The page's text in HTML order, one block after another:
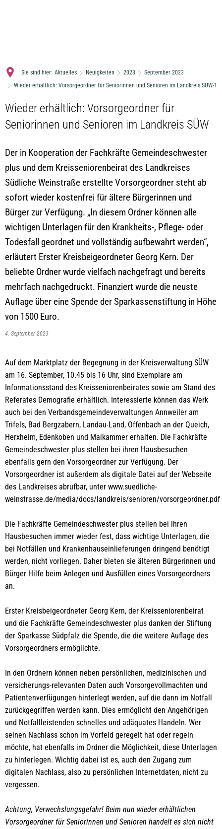
Sie sind hier: Aktuelles Neuigkeiten 2023
September 2023
Wieder erhältlich: Vorsorgeordner für Seniorinnen und Senioren im Landkreis SÜW-1
Wieder erhältlich: Vorsorgeordner für
Seniorinnen und Senioren im Landkreis SÜW
Der in Kooperation der Fachkräfte Gemeindeschwester
plus und dem Kreisseniorenbeirat des Landkreises
Südliche Weinstraße erstellte Vorsorgeordner steht ab
sofort wieder kostenfrei für ältere Bürgerinnen und
Bürger zur Verfügung. „In diesem Ordner können alle
wichtigen Unterlagen für den Krankheits-, Pflege- oder
Todesfall geordnet und vollständig aufbewahrt werden“,
erläutert Erster Kreisbeigeordneter Georg Kern. Der
beliebte Ordner wurde vielfach nachgefragt und bereits
mehrfach nachgedruckt. Finanziert wurde die neuste
Auflage über eine Spende der Sparkassenstiftung in Höhe
von 1500 Euro.
4. September 2023
Auf dem Marktplatz der Begegnung in der Kreisverwaltung SÜW
am 16. September, 10.45 bis 16 Uhr, sind Exemplare am
Informationsstand des Kreisseniorenbeirates sowie am Stand des
Referates Demografie erhältlich. Interessierte können das Werk
auch bei den Verbandsgemeindeverwaltungen Annweiler am
Trifels, Bad Bergzabern, Landau-Land, Offenbach an der Queich,
Herxheim, Edenkoben und Maikammer erhalten. Die Fachkräfte
Gemeindeschwester plus stellen bei ihren Hausbesuchen
ebenfalls gern den Vorsorgeordner zur Verfügung. Der
Vorsorgeordner ist außerdem als digitale Datei auf der Webseite
des Landkreises abrufbar, unter www.suedliche-
weinstrasse.de/media/docs/landkreis/senioren/vorsorgeordner.pdf
Die Fachkräfte Gemeindeschwester plus stellen bei ihren
Hausbesuchen immer wieder fest, dass wichtige Unterlagen, die
bei Notfällen und Krankenhauseinlieferungen dringend benötigt
werden, nicht vorliegen. Daher bieten sie älteren Bürgerinnen und
Bürger Hilfe beim Anlegen und Ausfüllen eines Vorsorgeordners
an.
Erster Kreisbeigeordneter Georg Kern, der Kreisseniorenbeirat
und die Fachkräfte Gemeindeschwester plus danken der Stiftung
der Sparkasse Südpfalz die Spende, die die weitere Auflage des
Vorsorgeordners ermöglichte.
In den Ordnern können neben persönlichen, medizinischen und
versicherungs-relevanten Daten auch Vorsorgevollmachten und
Patientenverfügungen hinterlegt werden, auf die dann im Notfall
zurückgegriffen werden kann. Dies ermöglicht den Angehörigen
und Notfallleistenden schnelles und adäquates Handeln. Wer
seinen Nachlass schon im Vorfeld geregelt hat oder regeln
möchte, hat ebenfalls im Ordner die Möglichkeit, diese Unterlagen
zu hinterlegen. Wichtig dabei ist es, auch den Zugang zum
digitalen Nachlass, also zu persönlichen Internetdaten, nicht zu
vergessen.
Achtung, Verwechslungsgefahr! Beim nun wieder erhältlichen
Vorsorgeordner für Seniorinnen und Senioren handelt es sich nicht